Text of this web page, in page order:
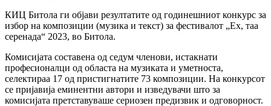
КИЦ Битола ги објави резултатите од годинешниот конкурс за
избор на композиции (музика и текст) за фестивалот „Ех, таа
серенада“ 2023, во Битола.
Комисијата составена од седум членови, истакнати
професионалци од областа на музиката и уметноста,
селектираа 17 од пристигнатите 73 композиции. На конкурсот
се пријавија еминентни автори и изведувачи што за
комисијата претставуваше сериозен предизвик и одговорност.